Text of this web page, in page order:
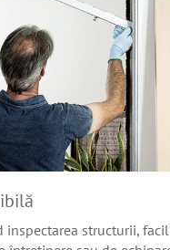
inspectarea structurii,